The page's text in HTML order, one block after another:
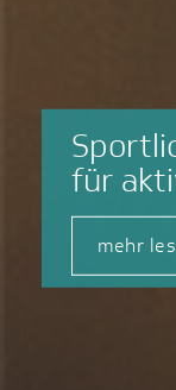
für
mehr